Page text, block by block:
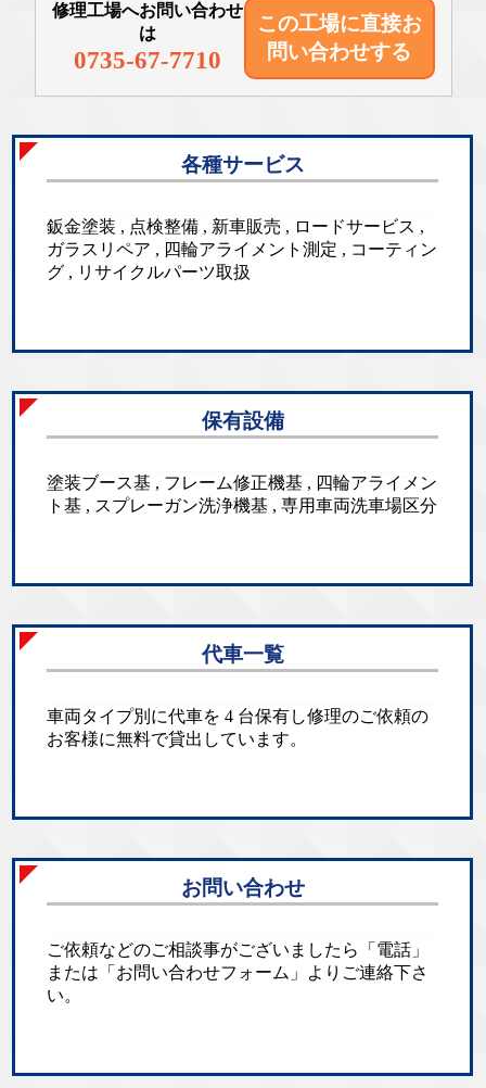
修理工場へお問い合わせ
は
0735-67-7710
この工場に直接お
問い合わせする
各種サービス
鈑金塗装 , 点検整備 , 新車販売 , ロードサービス ,
ガラスリペア , 四輪アライメント測定 , コーティン
グ , リサイクルパーツ取扱
保有設備
塗装ブース基 , フレーム修正機基 , 四輪アライメン
ト基 , スプレーガン洗浄機基 , 専用車両洗車場区分
代車一覧
車両タイプ別に代車を 4 台保有し修理のご依頼の
お客様に無料で貸出しています。
お問い合わせ
ご依頼などのご相談事がございましたら「電話」
または「お問い合わせフォーム」よりご連絡下さ
い。